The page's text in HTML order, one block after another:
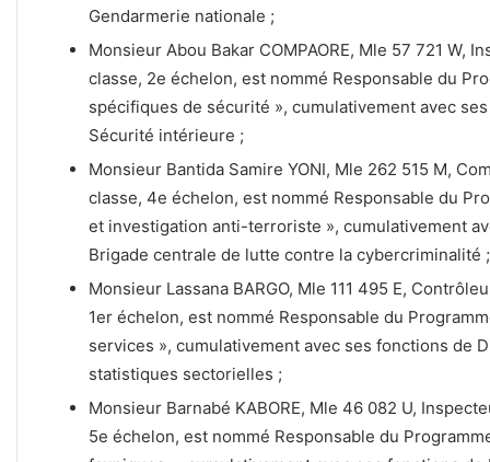
Gendarmerie nationale ;
Monsieur Abou Bakar COMPAORE, Mle 57 721 W,
classe, 2e échelon, est nommé Responsable du
spécifiques de sécurité », cumulativement avec
Sécurité intérieure ;
Monsieur Bantida Samire YONI, Mle 262 515 M,
classe, 4e échelon, est nommé Responsable du
et investigation anti-terroriste », cumulativement
Brigade centrale de lutte contre la cybercriminalité ;
Monsieur Lassana BARGO, Mle 111 495 E,
1er échelon, est nommé Responsable du
services », cumulativement avec ses fonctions de
statistiques sectorielles ;
Monsieur Barnabé KABORE, Mle 46 082 U,
5e échelon, est nommé Responsable du